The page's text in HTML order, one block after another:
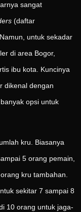
sangat
(daftar
untuk sekadar
di area Bogor,
ibu kota. Kuncinya
dikenal dengan
opsi untuk
kru. Biasanya
5 orang pemain,
kru tambahan.
sekitar 7 sampai 8
10 orang untuk jaga-